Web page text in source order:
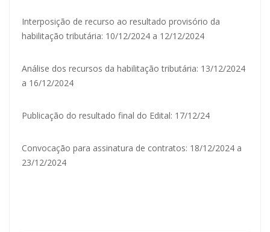
Interposição de recurso ao resultado provisório da
habilitação tributária: 10/12/2024 a 12/12/2024
Análise dos recursos da habilitação tributária: 13/12/2024
a 16/12/2024
Publicação do resultado final do Edital: 17/12/24
Convocação para assinatura de contratos: 18/12/2024 a
23/12/2024